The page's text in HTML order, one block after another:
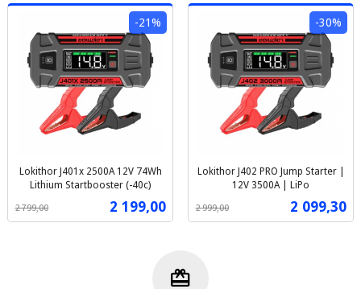
Lokithor J401x 2500A 12V 74Wh
Lithium Startbooster (-40c)
Tilbud
2 199,00
2 799,00
-21%
mva.
Lokithor J402 PRO Jump Starter |
12V 3500A | LiPo
Tilbud
2 099,30
2 999,00
-30%
mva.